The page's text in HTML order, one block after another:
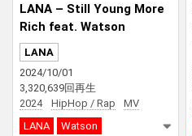
LANA – Still Young More
Rich feat. Watson
LANA
2024/10/01
3,320,639回再生
2024
HipHop / Rap
MV
LANA
Watson